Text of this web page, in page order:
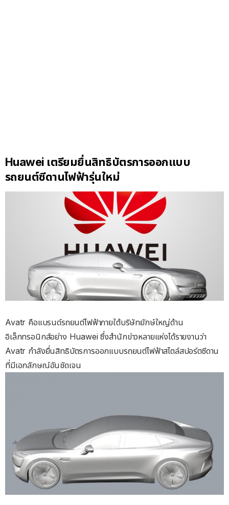
Huawei เตรียมยื่นสิทธิบัตรการออกแบบ
รถยนต์ซีดานไฟฟ้ารุ่นใหม่
Avatr คือแบรนด์รถยนต์ไฟฟ้าภายใต้บริษัทยักษ์ใหญ่ด้าน
อิเล็กทรอนิกส์อย่าง Huawei ซึ่งสำนักข่าวหลายแห่งได้รายงานว่า
Avatr กำลังยื่นสิทธิบัตรการออกแบบรถยนต์ไฟฟ้าสไตล์สปอร์ตซีดาน
ที่มีเอกลักษณ์อันชัดเจน